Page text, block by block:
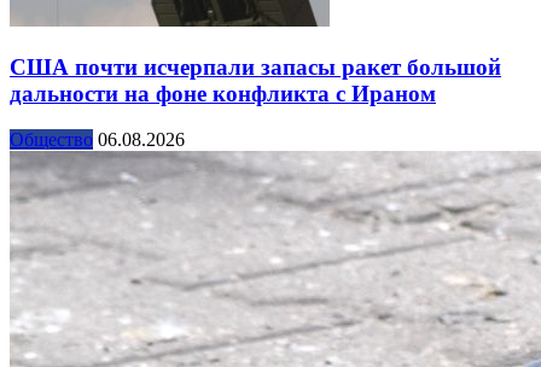
США почти исчерпали запасы ракет большой
дальности на фоне конфликта с Ираном
Общество 06.08.2026